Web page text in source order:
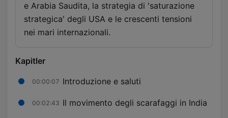
e Arabia Saudita, la strategia di 'saturazione
strategica' degli USA e le crescenti tensioni
nei mari internazionali.
Kapitler
00:00:07 Introduzione e saluti
00:02:43 Il movimento degli scarafaggi in India